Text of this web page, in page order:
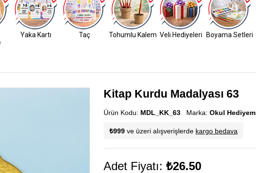
Yaka Kartı Taç Tohumlu Kalem Veli Hediyeleri Boyama Setleri
Kitap Kurdu Madalyası 63
Ürün Kodu: MDL_KK_63 Marka: Okul Hediyem
₺999 ve üzeri alışverişlerde kargo bedava
Adet Fiyatı: ₺26.50